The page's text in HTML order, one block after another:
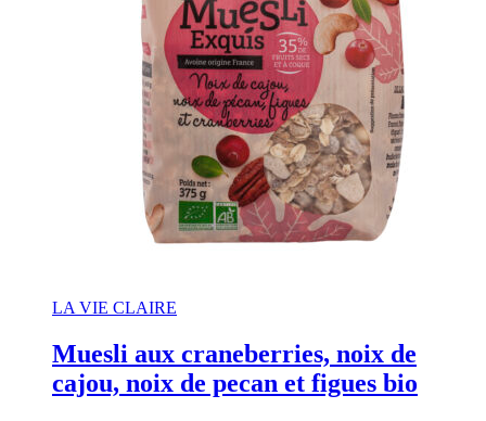
LA VIE CLAIRE
Muesli aux craneberries, noix de
cajou, noix de pecan et figues bio